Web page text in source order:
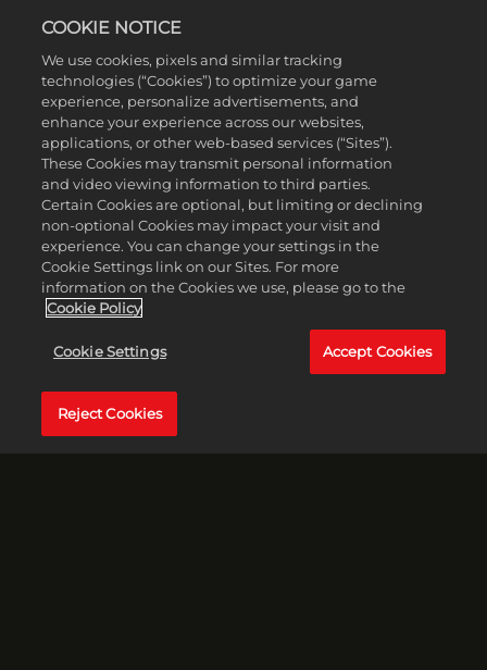
성공하든 망하든, 이도저도 못 하는 상황이 오든 이야기는
해킷의 채석장을 탐험하세요
게임을 진행하며 당신은 해킷 채석장 여름 캠프와 그 모든
COOKIE NOTICE
We use cookies, pixels and similar tracking
technologies (“Cookies”) to optimize your game
experience, personalize advertisements, and
enhance your experience across our websites,
applications, or other web-based services (“Sites”).
These Cookies may transmit personal information
and video viewing information to third parties.
Certain Cookies are optional, but limiting or declining
non-optional Cookies may impact your visit and
experience. You can change your settings in the
Cookie Settings link on our Sites. For more
information on the Cookies we use, please go to the
Cookie Policy
Cookie Settings Accept Cookies
Reject Cookies